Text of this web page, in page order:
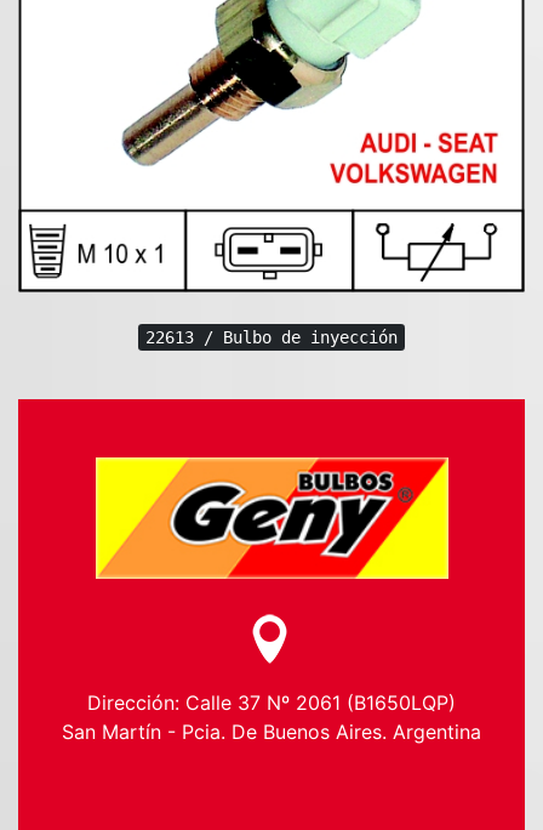
22613 / Bulbo de inyección
Dirección: Calle 37 Nº 2061 (B1650LQP)
San Martín - Pcia. De Buenos Aires. Argentina